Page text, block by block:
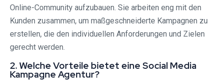
Online-Community aufzubauen. Sie arbeiten eng mit den
Kunden zusammen, um maßgeschneiderte Kampagnen zu
erstellen, die den individuellen Anforderungen und Zielen
gerecht werden.
2. Welche Vorteile bietet eine Social Media
Kampagne Agentur?